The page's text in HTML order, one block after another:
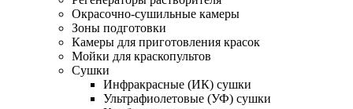
Окрасочно-сушильные камеры
Зоны подготовки
Камеры для приготовления красок
Мойки для краскопультов
Сушки
Инфракрасные (ИК) сушки
Ультрафиолетовые (УФ) сушки